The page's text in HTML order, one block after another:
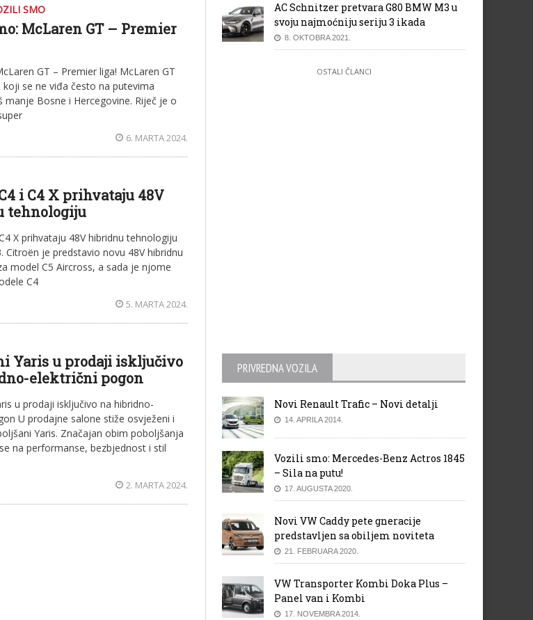
SMO
McLaren GT – Premier
GT – Premier liga! McLaren GT
se ne viđa često na putevima
manje Bosne i Hercegovine. Riječ je o
6. MARTA 2024.
i C4 X prihvataju 48V
tehnologiju
X prihvataju 48V hibridnu tehnologiju
Citroën je predstavio novu 48V hibridnu
model C5 Aircross, a sada je njome
C4
5. MARTA 2024.
Yaris u prodaji isključivo
električni pogon
u prodaji isključivo na hibridno-
U prodajne salone stiže osvježeni i
Yaris. Značajan obim poboljšanja
na performanse, bezbjednost i stil
2. MARTA 2024.
AC Schnitzer pretvara G80 BMW M3 u
svoju najmoćniju seriju 3 ikada
8. OKTOBRA 2021.
OSTALI ČLANCI
PRIVREDNA VOZILA
Novi Renault Trafic – Novi detalji
14. APRILA 2014.
Vozili smo: Mercedes-Benz Actros 1845
– Sila na putu!
17. AUGUSTA 2020.
Novi VW Caddy pete gneracije
predstavljen sa obiljem noviteta
21. FEBRUARA 2020.
VW Transporter Kombi Doka Plus –
Panel van i Kombi
17. NOVEMBRA 2014.